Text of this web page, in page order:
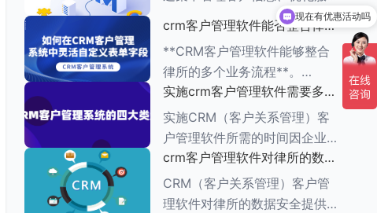
流程、提供个性化服务等多种方
式，能够有效提高客户满意度。
以下是一些具体的方法： ###
一、集中管理客户信息 CRM软
件
crm客户管理软件能否整合律所
的多个业务流程
**CRM客户管理软件能够整合
律所的多个业务流程**。
CRM（客户关系管理）管理软
件的功能多种多样，旨在帮助企
业有效管理与客户之间的互动，
增强客户满意度，提升销售业
绩。以下是对CR
实施crm客户管理软件需要多长
时间
实施CRM（客户关系管理）客
户管理软件所需的时间因企业的
具体需求、系统复杂程度、企业
规模以及资源分配情况而异。一
般来说，整个实施周期可以分为
crm客户管理软件对律所的数据
安全有何保障措施
CRM（客户关系管理）客户管
理软件对律所的数据安全提供了
可以介绍下你们的产品么